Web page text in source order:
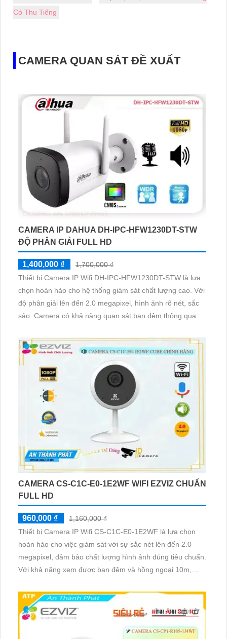
Có Thu Tiếng
CAMERA QUAN SÁT ĐỀ XUẤT
CAMERA IP DAHUA DH-IPC-HFW1230DT-STW
ĐỘ PHÂN GIẢI FULL HD
1,400,000 ₫
1,700,000 ₫
Thiết bị Camera IP Wifi DH-IPC-HFW1230DT-STW là lựa
chọn hoàn hảo cho hệ thống giám sát chất lượng cao. Với
độ phân giải lên đến 2.0 megapixel, hình ảnh rõ nét, sắc
sảo. Camera có khả năng quan sát ban đêm thông qua
CAMERA CS-C1C-E0-1E2WF WIFI EZVIZ CHUẨN
FULL HD
960,000 ₫
1,160,000 ₫
Thiết bị Camera IP Wifi CS-C1C-E0-1E2WF là lựa chọn
hoàn hảo cho việc giám sát với sự sắc nét lên đến 2.0
megapixel, đảm bảo chất lượng hình ảnh đúng tiêu chuẩn.
Với khả năng xem được ban đêm và hồng ngoại 10m,
Thiết bị được trang bị công nghệ IP Wifi hiện đại, không bị
giảm chất lượng, kết hợp với hồng ngoại Smart IR cho
hình ảnh rõ nét